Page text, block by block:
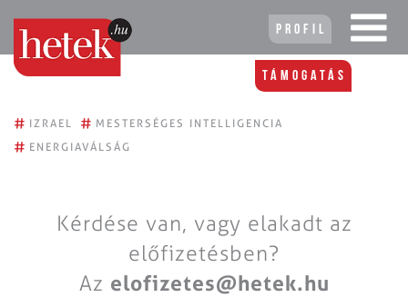
Profil
Támogatás
# IZRAEL # MESTERSÉGES INTELLIGENCIA
# ENERGIAVÁLSÁG
Kérdése van, vagy elakadt az
előfizetésben?
Az elofizetes@hetek.hu